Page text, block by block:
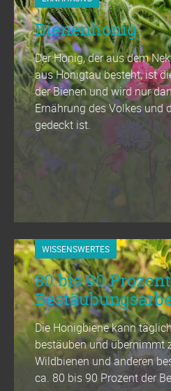
Bienenhonig
Der Honig, der aus dem
aus Honigtau besteht, ist
der Bienen und wird nur
Ernährung des Volkes und
gedeckt ist.
WISSENSWERTES
80 bis 90
Die Honigbiene kann
bestäuben und übernimmt
Wildbienen und anderen
ca. 80 bis 90 Prozent der